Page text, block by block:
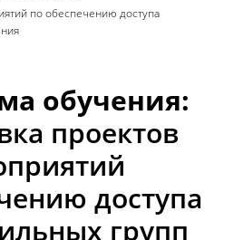
по обеспечению доступа
обучения:
проектов
доступа
групп